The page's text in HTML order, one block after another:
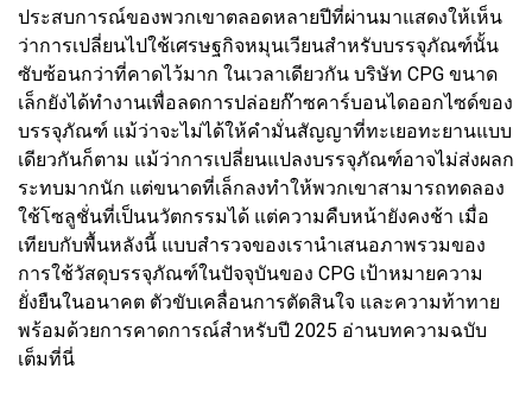
ประสบการณ์ของพวกเขาตลอดหลายปีที่ผ่านมาแสดงให้เห็น
ว่าการเปลี่ยนไปใช้เศรษฐกิจหมุนเวียนสำหรับบรรจุภัณฑ์นั้น
ซับซ้อนกว่าที่คาดไว้มาก ในเวลาเดียวกัน บริษัท CPG ขนาด
เล็กยังได้ทำงานเพื่อลดการปล่อยก๊าซคาร์บอนไดออกไซด์ของ
บรรจุภัณฑ์ แม้ว่าจะไม่ได้ให้คำมั่นสัญญาที่ทะเยอทะยานแบบ
เดียวกันก็ตาม แม้ว่าการเปลี่ยนแปลงบรรจุภัณฑ์อาจไม่ส่งผลก
ระทบมากนัก แต่ขนาดที่เล็กลงทำให้พวกเขาสามารถทดลอง
ใช้โซลูชั่นที่เป็นนวัตกรรมได้ แต่ความคืบหน้ายังคงช้า เมื่อ
เทียบกับพื้นหลังนี้ แบบสำรวจของเรานำเสนอภาพรวมของ
การใช้วัสดุบรรจุภัณฑ์ในปัจจุบันของ CPG เป้าหมายความ
ยั่งยืนในอนาคต ตัวขับเคลื่อนการตัดสินใจ และความท้าทาย
พร้อมด้วยการคาดการณ์สำหรับปี 2025 อ่านบทความฉบับ
เต็มที่นี่